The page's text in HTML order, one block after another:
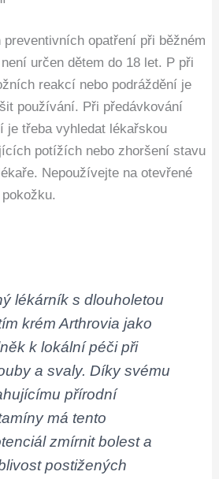
opatření při běžném
určen dětem do 18 let. P při
reakcí nebo podráždění je
používání. Při předávkování
je třeba vyhledat lékařskou
potížích nebo zhoršení stavu
Nepoužívejte na otevřené
lékárník s dlouholetou
krém Arthrovia jako
k lokální péči při
a svaly. Díky svému
přírodní
má tento
zmírnit bolest a
postižených